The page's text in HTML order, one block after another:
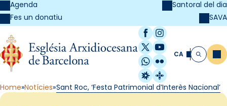
Agenda
Fes un donatiu
Santoral del dia
SAVA
Facebook
Instagram
X / Twitter
YouTube
WhatsApp
Flickr
Radio Estel
Catalunya
CA Cerca
Home Notícies Sant Roc, ‘Festa Patrimonial d’Interès Nacional’